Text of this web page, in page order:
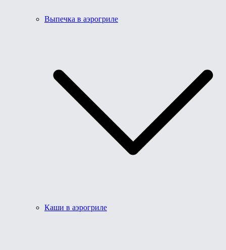
Выпечка в аэрогриле
Каши в аэрогриле